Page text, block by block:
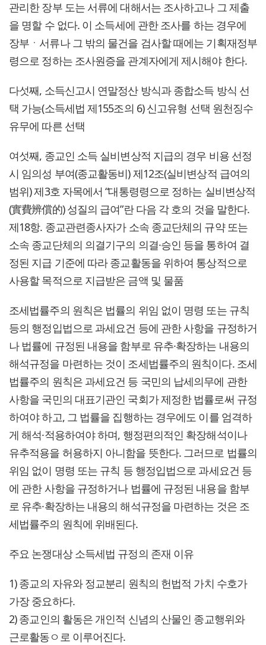
관리한 장부 도는 서류에 대해서는 조사하고나 그 제출
을 명할 수 없다. 이 소득세에 관한 조사를 하는 경우에
장부ㆍ서류나 그 밖의 물건을 검사할 때에는 기획재정부
령으로 정하는 조사원증을 관계자에게 제시해야 한다.
다섯째, 소득신고시 연말정산 방식과 종합소득 방식 선
택 가능(소득세법 제155조의 6) 신고유형 선택 원천징수
유무에 따른 선택
여섯째, 종교인 소득 실비변상적 지급의 경우 비용 선정
시 임의성 부여(종교활동비) 제12조(실비변상적 급여의
범위) 제3호 자목에서 “대통령령으로 정하는 실비변상적
(實費辨償的) 성질의 급여”란 다음 각 호의 것을 말한다.
제18항. 종교관련종사자가 소속 종교단체의 규약 또는
소속 종교단체의 의결기구의 의결·승인 등을 통하여 결
정된 지급 기준에 따라 종교활동을 위하여 통상적으로
사용할 목적으로 지급받은 금액 및 물품
조세법률주의 원칙은 법률의 위임 없이 명령 또는 규칙
등의 행정입법으로 과세요건 등에 관한 사항을 규정하거
나 법률에 규정된 내용을 함부로 유추·확장하는 내용의
해석규정을 마련하는 것이 조세법률주의 원칙이다. 조세
법률주의 원칙은 과세요건 등 국민의 납세의무에 관한
사항을 국민의 대표기관인 국회가 제정한 법률로써 규정
하여야 하고, 그 법률을 집행하는 경우에도 이를 엄격하
게 해석·적용하여야 하며, 행정편의적인 확장해석이나
유추적용을 허용하지 아니함을 뜻한다. 그러므로 법률의
위임 없이 명령 또는 규칙 등 행정입법으로 과세요건 등
에 관한 사항을 규정하거나 법률에 규정된 내용을 함부
로 유추·확장하는 내용의 해석규정을 마련하는 것은 조
세법률주의 원칙에 위배된다.
주요 논쟁대상 소득세법 규정의 존재 이유
1) 종교의 자유와 정교분리 원칙의 헌법적 가치 수호가
가장 중요하다.
2) 종교인의 활동은 개인적 신념의 산물인 종교행위와
근로활동ㅇ로 이루어진다.